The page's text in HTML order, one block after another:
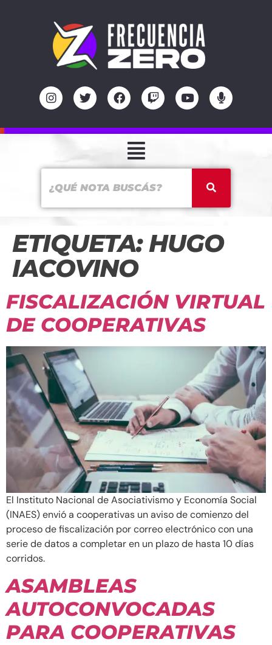
ETIQUETA: HUGO
IACOVINO
FISCALIZACIÓN VIRTUAL
DE COOPERATIVAS
El Instituto Nacional de Asociativismo y Economía Social
(INAES) envió a cooperativas un aviso de comienzo del
proceso de fiscalización por correo electrónico con una
serie de datos a completar en un plazo de hasta 10 días
corridos.
ASAMBLEAS
AUTOCONVOCADAS
PARA COOPERATIVAS